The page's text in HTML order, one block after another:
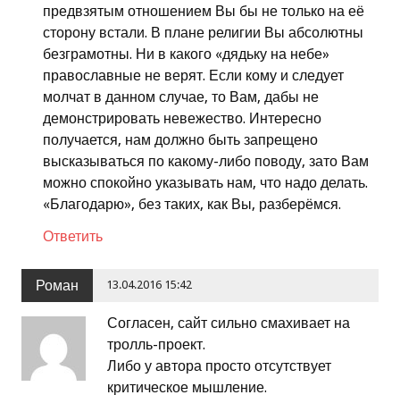
предвзятым отношением Вы бы не только на её
сторону встали. В плане религии Вы абсолютны
безграмотны. Ни в какого «дядьку на небе»
православные не верят. Если кому и следует
молчат в данном случае, то Вам, дабы не
демонстрировать невежество. Интересно
получается, нам должно быть запрещено
высказываться по какому-либо поводу, зато Вам
можно спокойно указывать нам, что надо делать.
«Благодарю», без таких, как Вы, разберёмся.
Ответить
Роман 13.04.2016 15:42
Согласен, сайт сильно смахивает на
тролль-проект.
Либо у автора просто отсутствует
критическое мышление.